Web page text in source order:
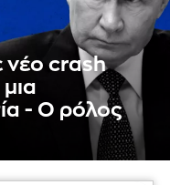
νέο crash
- Ο ρόλος